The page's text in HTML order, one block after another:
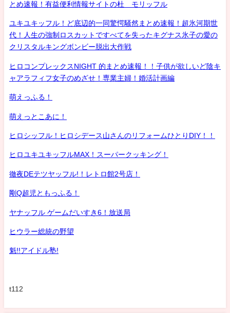
とめ速報！有益便利情報サイトの杜 モリッフル
ユキユキッフル！ど底辺的一同驚愕騒然まとめ速報！超氷河期世
代！人生の強制ロスカットですべてを失ったキグナス氷子の愛の
クリスタルキングボンビー脱出大作戦
ヒロコンプレックスNIGHT 的まとめ速報！！子供が欲しいど陰キ
ャアラフィフ女子のめざせ！専業主婦！婚活計画編
萌えっふる！
萌えっとこあに！
ヒロシッフル！ヒロシデース山さんのリフォームひとりDIY！！
ヒロユキユキッフルMAX！スーパークッキング！
徹夜DEテツヤッフル!！レトロ館2号店！
剛Q超児ともっふる！
ヤナッフル ゲームだいすき6！放送局
ヒウラー総統の野望
魁!!アイドル塾!
t112